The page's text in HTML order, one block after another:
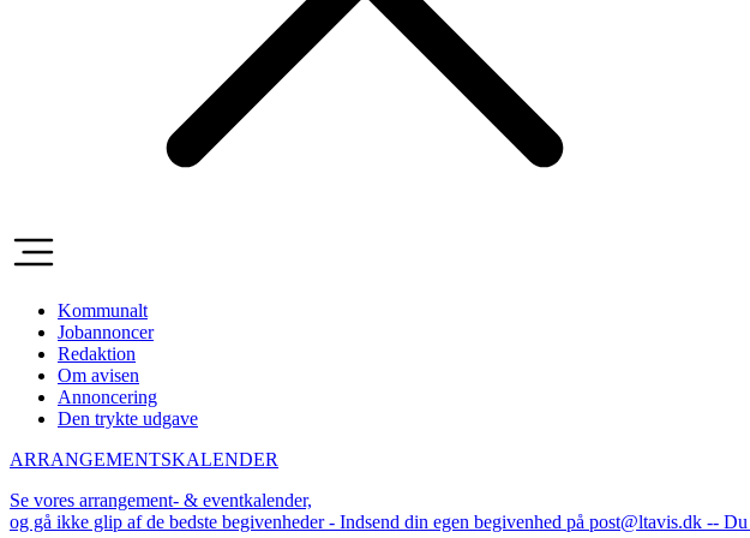
Kommunalt
Jobannoncer
Redaktion
Om avisen
Annoncering
Den trykte udgave
ARRANGEMENTSKALENDER
Se vores arrangement- & eventkalender,
og gå ikke glip af de bedste begivenheder - Indsend din egen begivenhed på post@ltavis.dk --